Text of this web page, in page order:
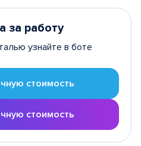
за работу
узнайте в боте
стоимость
стоимость